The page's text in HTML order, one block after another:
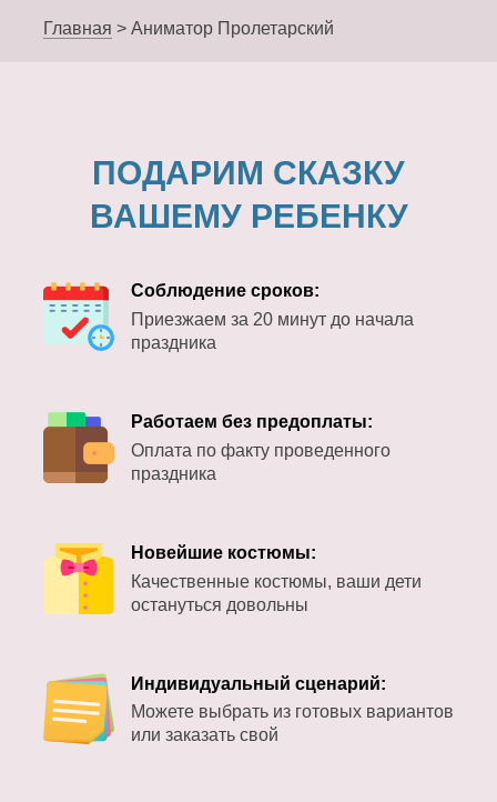
Главная > Аниматор Пролетарский
ПОДАРИМ СКАЗКУ
ВАШЕМУ РЕБЕНКУ
Соблюдение сроков:
Приезжаем за 20 минут до начала
праздника
Работаем без предоплаты:
Оплата по факту проведенного
праздника
Новейшие костюмы:
Качественные костюмы, ваши дети
остануться довольны
Индивидуальный сценарий:
Можете выбрать из готовых вариантов
или заказать свой